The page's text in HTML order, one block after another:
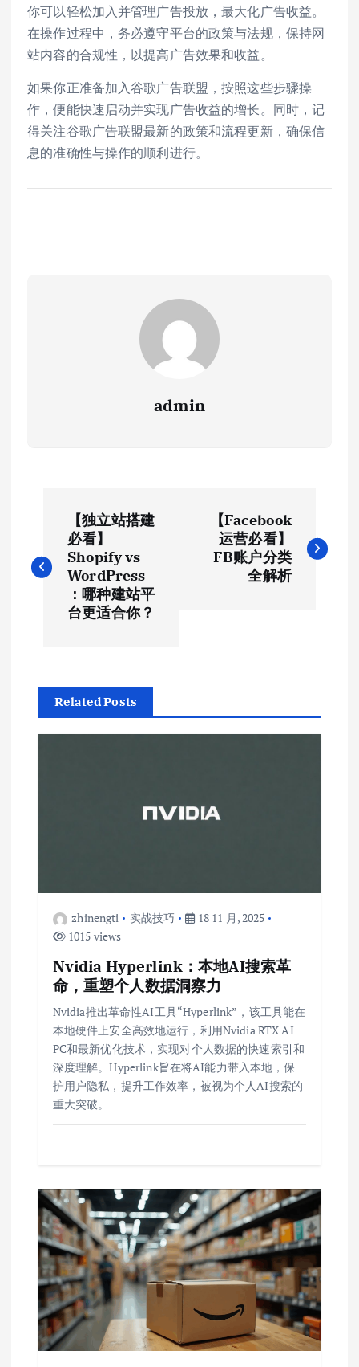
你可以轻松加入并管理广告投放，最大化广告收益。
在操作过程中，务必遵守平台的政策与法规，保持网
站内容的合规性，以提高广告效果和收益。
如果你正准备加入谷歌广告联盟，按照这些步骤操
作，便能快速启动并实现广告收益的增长。同时，记
得关注谷歌广告联盟最新的政策和流程更新，确保信
息的准确性与操作的顺利进行。
admin
章
导
【独立站搭建
必看】
Shopify vs
WordPress
：哪种建站平
台更适合你？
【Facebook
运营必看】
FB账户分类
全解析
Related Posts
zhinengti 实战技巧
18 11 月, 2025
1015 views
Nvidia Hyperlink：本地AI搜索革
命，重塑个人数据洞察力
Nvidia推出革命性AI工具“Hyperlink”，该工具能在
本地硬件上安全高效地运行，利用Nvidia RTX AI
PC和最新优化技术，实现对个人数据的快速索引和
深度理解。Hyperlink旨在将AI能力带入本地，保
护用户隐私，提升工作效率，被视为个人AI搜索的
重大突破。